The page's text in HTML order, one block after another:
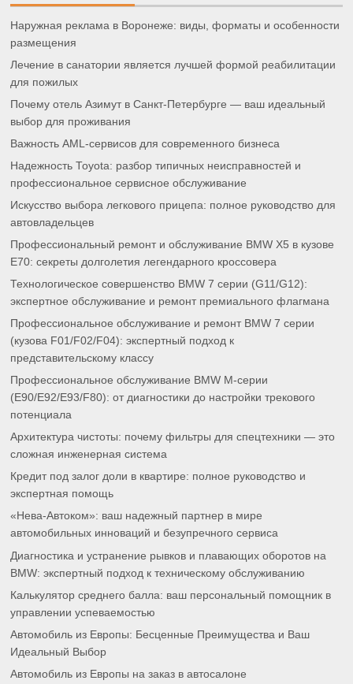
Наружная реклама в Воронеже: виды, форматы и особенности
размещения
Лечение в санатории является лучшей формой реабилитации
для пожилых
Почему отель Азимут в Санкт-Петербурге — ваш идеальный
выбор для проживания
Важность AML-сервисов для современного бизнеса
Надежность Toyota: разбор типичных неисправностей и
профессиональное сервисное обслуживание
Искусство выбора легкового прицепа: полное руководство для
автовладельцев
Профессиональный ремонт и обслуживание BMW X5 в кузове
E70: секреты долголетия легендарного кроссовера
Технологическое совершенство BMW 7 серии (G11/G12):
экспертное обслуживание и ремонт премиального флагмана
Профессиональное обслуживание и ремонт BMW 7 серии
(кузова F01/F02/F04): экспертный подход к
представительскому классу
Профессиональное обслуживание BMW M-серии
(E90/E92/E93/F80): от диагностики до настройки трекового
потенциала
Архитектура чистоты: почему фильтры для спецтехники — это
сложная инженерная система
Кредит под залог доли в квартире: полное руководство и
экспертная помощь
«Нева-Автоком»: ваш надежный партнер в мире
автомобильных инноваций и безупречного сервиса
Диагностика и устранение рывков и плавающих оборотов на
BMW: экспертный подход к техническому обслуживанию
Калькулятор среднего балла: ваш персональный помощник в
управлении успеваемостью
Автомобиль из Европы: Бесценные Преимущества и Ваш
Идеальный Выбор
Автомобиль из Европы на заказ в автосалоне